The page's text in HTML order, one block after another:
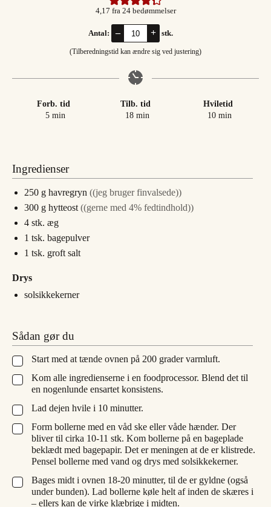
4,17 fra 24bedømmelser
Antal: – + stk.
(Tilberedningstid kan ændre sig ved justering)
Forb. tid
5minutter
min
Tilb. tid
18minutter
min
Hviletid
10minutter
min
Ingredienser
250 g havregryn ((jeg bruger finvalsede))
300 g hytteost ((gerne med 4% fedtindhold))
4 stk. æg
1 tsk. bagepulver
1 tsk. groft salt
Drys
solsikkekerner
Sådan gør du
▢
Start med at tænde ovnen på 200 grader varmluft.
▢
Kom alle ingredienserne i en foodprocessor. Blend det til
en nogenlunde ensartet konsistens.
▢
Lad dejen hvile i 10 minutter.
▢
Form bollerne med en våd ske eller våde hænder. Der
bliver til cirka 10-11 stk. Kom bollerne på en bageplade
beklædt med bagepapir. Det er meningen at de er klistrede.
Pensel bollerne med vand og drys med solsikkekerner.
▢
Bages midt i ovnen 18-20 minutter, til de er gyldne (også
under bunden). Lad bollerne køle helt af inden de skæres i
– ellers kan de virke klæbrige i midten.